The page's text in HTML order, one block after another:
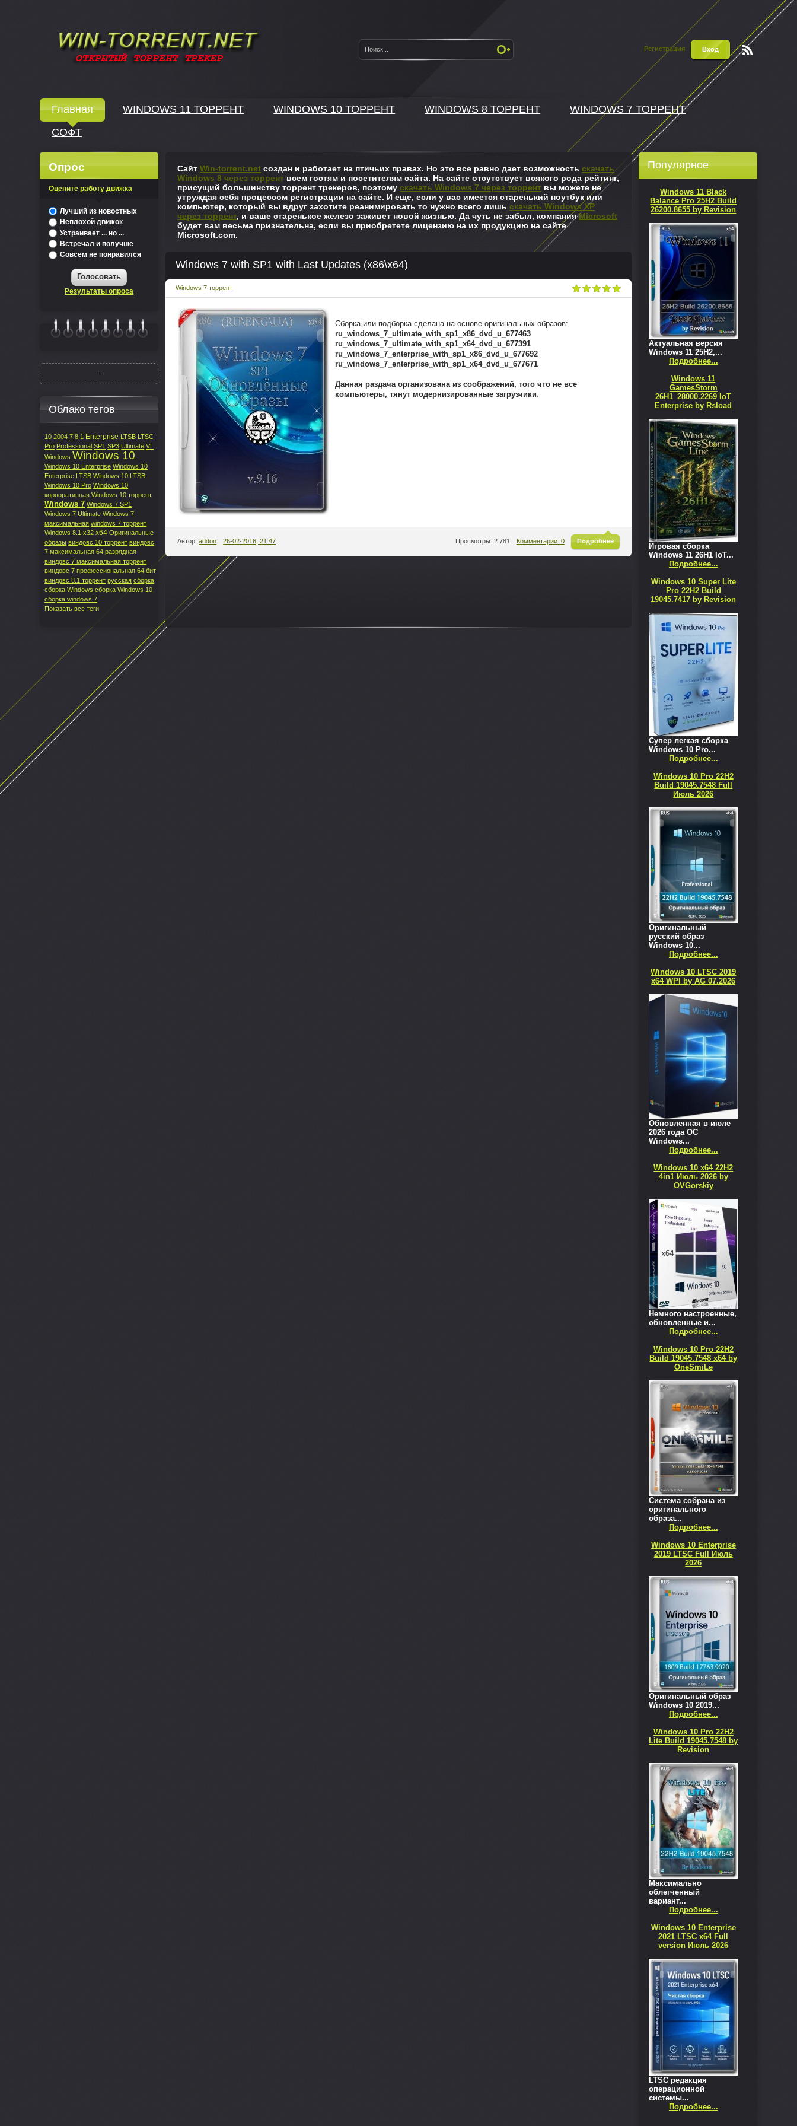
Регистрация Вход
Главная WINDOWS 11 ТОРРЕНТ WINDOWS 10 ТОРРЕНТ WINDOWS 8 ТОРРЕНТ
WINDOWS 7 ТОРРЕНТ
СОФТ
СайтWin-torrent.net создан и работает на птичьих правах. Но это все равно дает возможностьскачать
Windows 8 через торрент всем гостям и посетителям сайта. На сайте отсутствует всякого рода рейтинг,
присущий большинству торрент трекеров, поэтомускачать Windows 7 через торрент вы можете не
утруждая себя процессом регистрации на сайте. И еще, если у вас имеется старенький ноутбук или
компьютер, который вы вдруг захотите реанимировать то нужно всего лишьскачать Windows XP
через торрент, и ваше старенькое железо заживет новой жизнью. Да чуть не забыл, компанияMicrosoft
будет вам весьма признательна, если вы приобретете лицензию на их продукцию на сайте
Microsoft.com.
Windows 7 with SP1 with Last Updates (x86\x64)
Windows 7 торрент
Сборка или подборка сделана на основе оригинальных образов:
ru_windows_7_ultimate_with_sp1_x86_dvd_u_677463
ru_windows_7_ultimate_with_sp1_x64_dvd_u_677391
ru_windows_7_enterprise_with_sp1_x86_dvd_u_677692
ru_windows_7_enterprise_with_sp1_x64_dvd_u_677671
Данная раздача организована из соображений, того что не все
компьютеры, тянут модернизированные загрузчики.
Подробнее
Комментарии: 0
Просмотры: 2 781
Автор:addon 26-02-2016, 21:47
Популярное
Windows 11 Black
Balance Pro 25H2 Build
26200.8655 by Revision
Актуальная версия
Windows 11 25H2,...
Подробнее...
Windows 11
GamesStorm
26H1_28000.2269 IoT
Enterprise by Rsload
Игровая сборка
Windows 11 26H1 IoT...
Подробнее...
Windows 10 Super Lite
Pro 22H2 Build
19045.7417 by Revision
Супер легкая сборка
Windows 10 Pro...
Подробнее...
Windows 10 Pro 22H2
Build 19045.7548 Full
Июль 2026
Оригинальный
русский образ
Windows 10...
Подробнее...
Windows 10 LTSC 2019
x64 WPI by AG 07.2026
Обновленная в июле
2026 года ОС
Windows...
Подробнее...
Windows 10 x64 22H2
4in1 Июль 2026 by
OVGorskiy
Немного настроенные,
обновленные и...
Подробнее...
Windows 10 Pro 22H2
Build 19045.7548 x64 by
OneSmiLe
Система собрана из
оригинального
образа...
Подробнее...
Windows 10 Enterprise
2019 LTSC Full Июль
2026
Оригинальный образ
Windows 10 2019...
Подробнее...
Windows 10 Pro 22H2
Lite Build 19045.7548 by
Revision
Максимально
облегченный
вариант...
Подробнее...
Windows 10 Enterprise
2021 LTSC x64 Full
version Июль 2026
LTSC редакция
операционной
системы...
Подробнее...
Опрос
Оцените работу движка
Лучший из новостных
Неплохой движок
Устраивает ... но ...
Встречал и получше
Совсем не понравился
Голосовать
Результаты опроса
---
Облако тегов
10 2004 7 8.1 Enterprise LTSB LTSC
Pro Professional SP1 SP3 Ultimate VL
Windows Windows 10
Windows 10 Enterprise Windows 10
Enterprise LTSB Windows 10 LTSB
Windows 10 Pro Windows 10
корпоративная Windows 10 торрент
Windows 7 Windows 7 SP1
Windows 7 Ultimate Windows 7
максимальная windows 7 торрент
Windows 8.1 x32 x64 Оригинальные
образы виндовс 10 торрент виндовс
7 максимальная 64 разрядная
виндовс 7 максимальная торрент
виндовс 7 профессиональная 64 бит
виндовс 8.1 торрент русская сборка
сборка Windows сборка Windows 10
сборка windows 7
Показать все теги